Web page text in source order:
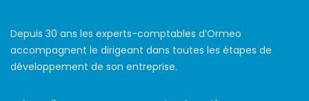
Depuis 30 ans les experts-comptables d’Ormeo
accompagnent le dirigeant dans toutes les étapes de
développement de son entreprise.